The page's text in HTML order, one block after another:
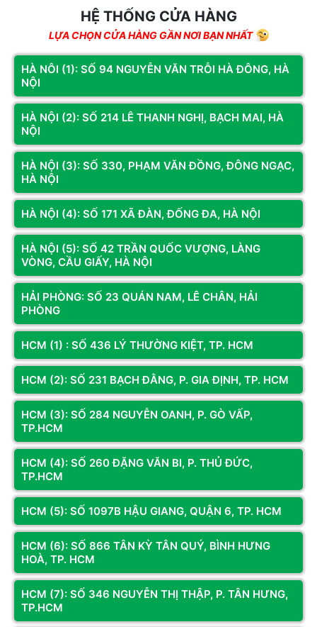
Đánh giá & Nhận xét về VỎ CASE E-DRA ECS1503
RESCUE WHITE (M-ATX/KHÔNG FAN)
0/5
0đánh giá & nhận xét
5 sao
4 sao
3 sao
2 sao
1 sao
Bạn đã dùng sản phẩm này?
Gửi đánh giá của bạn
Hỏi và đáp (0 bình luận)
Bài viết liên quan
HỆ THỐNG CỬA HÀNG
LỰA CHỌN CỬA HÀNG GẦN NƠI BẠN NHẤT
HÀ NÔI (1): SỐ 94 NGUYỄN VĂN TRỖI HÀ ĐÔNG, HÀ
NỘI
HÀ NỘI (2): SỐ 214 LÊ THANH NGHỊ, BẠCH MAI, HÀ
NỘI
HÀ NỘI (3): SỐ 330, PHẠM VĂN ĐỒNG, ĐÔNG NGẠC,
HÀ NỘI
HÀ NỘI (4): SỐ 171 XÃ ĐÀN, ĐỐNG ĐA, HÀ NỘI
HÀ NỘI (5): SỐ 42 TRẦN QUỐC VƯỢNG, LÀNG
VÒNG, CẦU GIẤY, HÀ NỘI
HẢI PHÒNG: SỐ 23 QUÁN NAM, LÊ CHÂN, HẢI
PHÒNG
HCM (1) : SỐ 436 LÝ THƯỜNG KIỆT, TP. HCM
HCM (2): SỐ 231 BẠCH ĐẰNG, P. GIA ĐỊNH, TP. HCM
HCM (3): SỐ 284 NGUYỄN OANH, P. GÒ VẤP,
TP.HCM
HCM (4): SỐ 260 ĐẶNG VĂN BI, P. THỦ ĐỨC,
TP.HCM
HCM (5): SỐ 1097B HẬU GIANG, QUẬN 6, TP. HCM
HCM (6): SỐ 866 TÂN KỲ TÂN QUÝ, BÌNH HƯNG
HOÀ, TP. HCM
HCM (7): SỐ 346 NGUYỄN THỊ THẬP, P. TÂN HƯNG,
TP.HCM